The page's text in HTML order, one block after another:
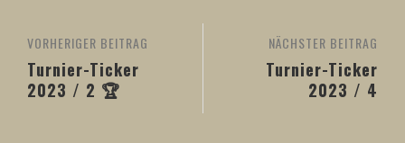
NÄCHSTER BEITRAG
Turnier-Ticker
2023 / 4
VORHERIGER BEITRAG
Turnier-Ticker
2023 / 2 🏆